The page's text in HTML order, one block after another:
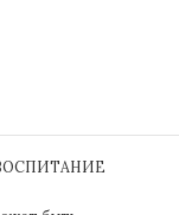
ВОСПИТАНИЕ